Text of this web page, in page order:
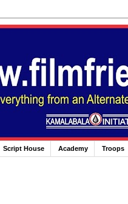
Script House Academy Troops